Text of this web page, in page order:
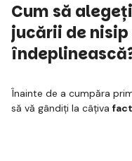
Cum să
jucării de nisip
Înainte de a cumpăra
să vă gândiți la câțiva